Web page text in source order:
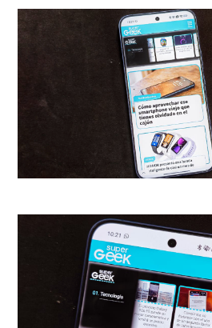
Jim Carrey sigue
como villano, con
muecas
actitud
funciona
dar vida al